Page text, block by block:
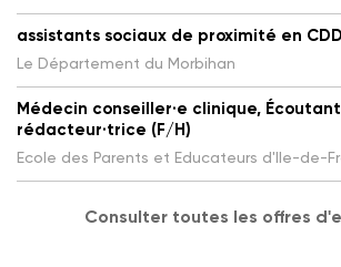
assistants sociaux de proximité en
Le Département du Morbihan
Médecin conseiller·e clinique,
rédacteur·trice (F/H)
Ecole des Parents et Educateurs d'Ile-de-
Consulter toutes les offres